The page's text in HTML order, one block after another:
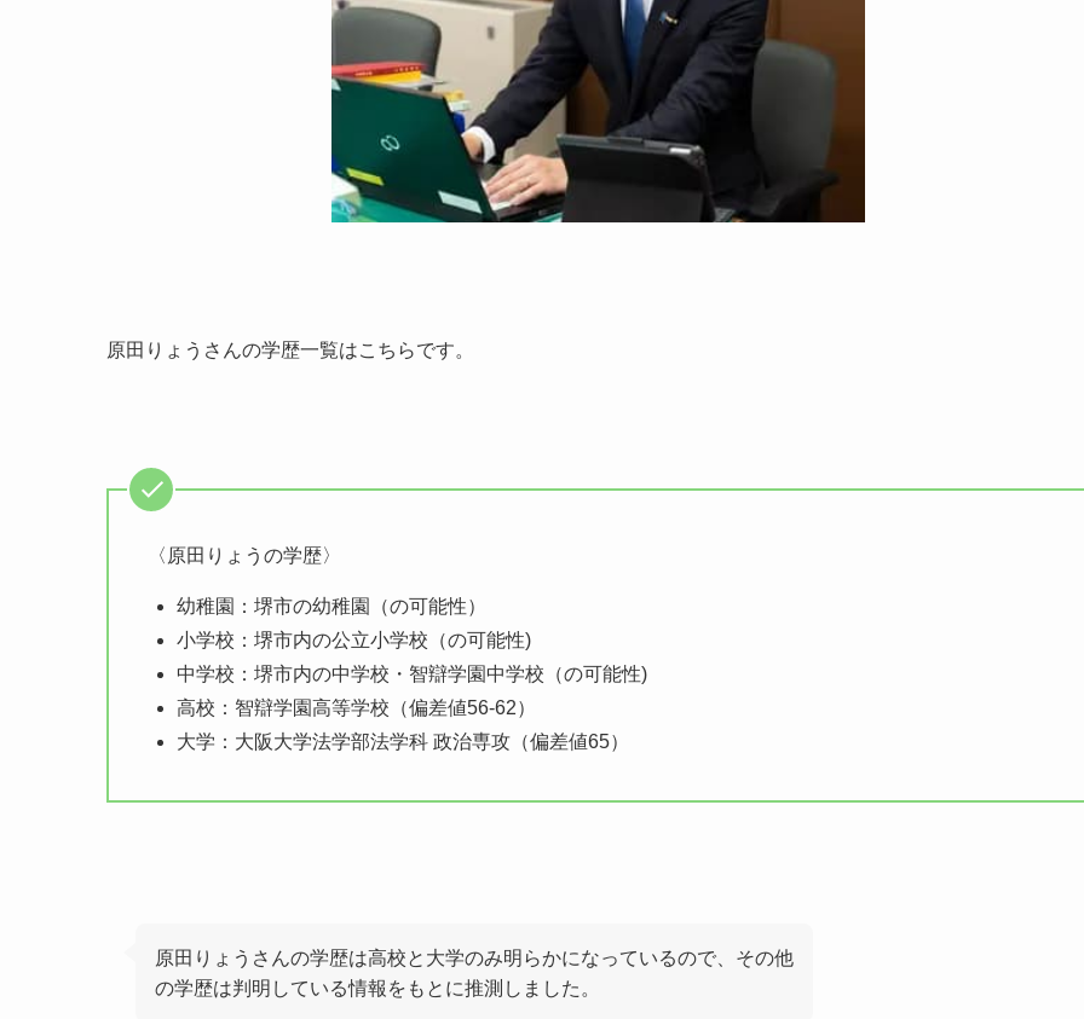
原田りょうさんの学歴一覧はこちらです。
〈原田りょうの学歴〉
幼稚園：堺市の幼稚園（の可能性）
小学校：堺市内の公立小学校（の可能性)
中学校：堺市内の中学校・智辯学園中学校（の可能性)
高校：智辯学園高等学校（偏差値56-62）
大学：大阪大学法学部法学科 政治専攻（偏差値65）
原田りょうさんの学歴は高校と大学のみ明らかになっているので、その他
の学歴は判明している情報をもとに推測しました。